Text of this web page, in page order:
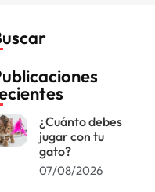
¿Cuánto debes
jugar con tu
gato?
07/08/2026